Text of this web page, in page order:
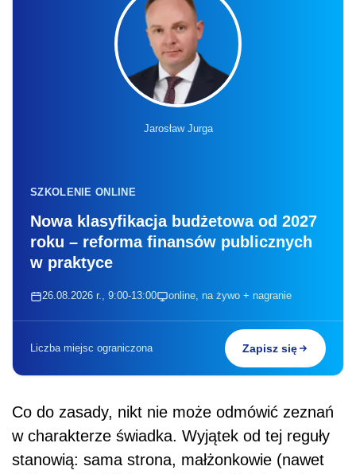
Jarosław Jurga
SZKOLENIE ONLINE
Nowa klasyfikacja budżetowa od 2027
roku – reforma finansów publicznych
w praktyce
26.08.2026 r., 9:00-13:00 online, na żywo + nagranie
Liczba miejsc ograniczona Zapisz się
Co do zasady, nikt nie może odmówić zeznań
w charakterze świadka. Wyjątek od tej reguły
stanowią: sama strona, małżonkowie (nawet